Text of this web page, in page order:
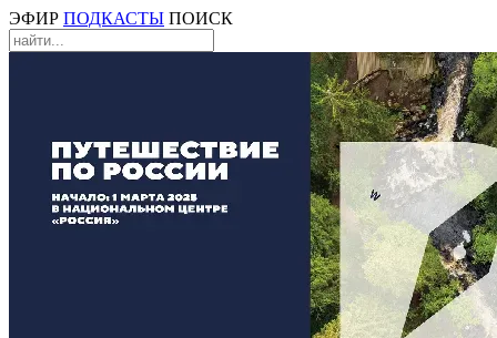
ЭФИР ПОДКАСТЫ ПОИСК